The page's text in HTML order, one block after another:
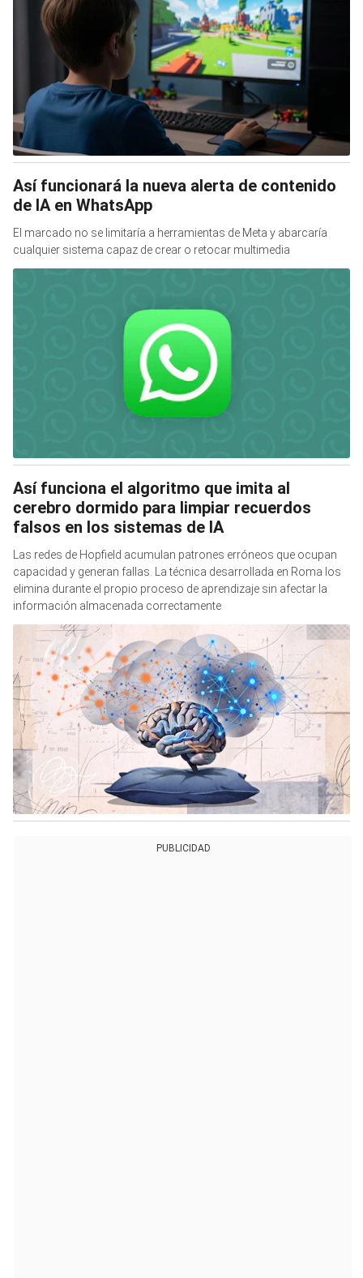
Así funcionará la nueva alerta de contenido
de IA en WhatsApp
El marcado no se limitaría a herramientas de Meta y abarcaría
cualquier sistema capaz de crear o retocar multimedia
Así funciona el algoritmo que imita al
cerebro dormido para limpiar recuerdos
falsos en los sistemas de IA
Las redes de Hopfield acumulan patrones erróneos que ocupan
capacidad y generan fallas. La técnica desarrollada en Roma los
elimina durante el propio proceso de aprendizaje sin afectar la
información almacenada correctamente
PUBLICIDAD